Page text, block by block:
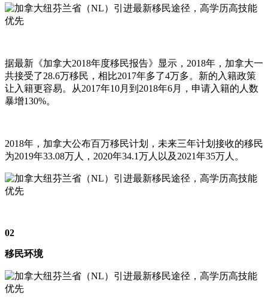
据最新《加拿大2018年度移民报告》显示，2018年，加拿大一
共接受了28.6万移民，相比2017年多了4万多。新的入籍政策
让入籍更容易。从2017年10月到2018年6月，申请入籍的人数
暴增130%。
2018年，加拿大公布百万移民计划，未来三年计划接收的移民
为2019年33.08万人，2020年34.1万人以及2021年35万人。
02
移民环境